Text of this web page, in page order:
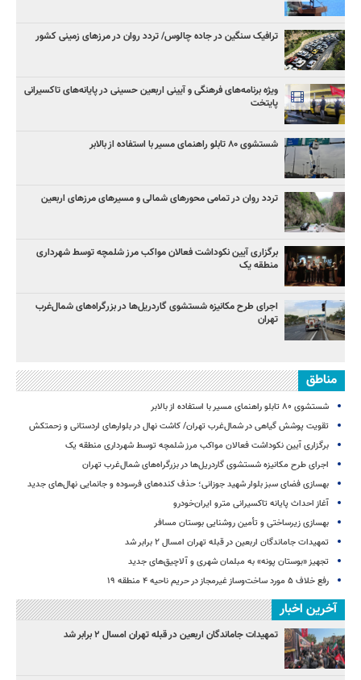
ترافیک سنگین در جاده چالوس/ تردد روان در مرزهای زمینی کشور
ویژه برنامه‌های فرهنگی و آیینی اربعین حسینی در پایانه‌های تاکسیرانی
پایتخت
شستشوی ۸۰ تابلو راهنمای مسیر با استفاده از بالابر
تردد روان در تمامی محورهای شمالی و مسیرهای مرزهای اربعین
برگزاری آیین نکوداشت فعالان مواکب مرز شلمچه توسط شهرداری
منطقه یک
اجرای طرح مکانیزه شستشوی گاردریل‌ها در بزرگراه‌های شمال‌غرب
تهران
مناطق
شستشوی ۸۰ تابلو راهنمای مسیر با استفاده از بالابر
تقویت پوشش گیاهی در شمال‌غرب تهران/ کاشت نهال در بلوارهای اردستانی و زحمتکش
برگزاری آیین نکوداشت فعالان مواکب مرز شلمچه توسط شهرداری منطقه یک
اجرای طرح مکانیزه شستشوی گاردریل‌ها در بزرگراه‌های شمال‌غرب تهران
بهسازی فضای سبز بلوار شهید جوزانی؛ حذف کنده‌های فرسوده و جانمایی نهال‌های جدید
آغاز احداث پایانه تاکسیرانی مترو ایران‌خودرو
بهسازی زیرساختی و تأمین روشنایی بوستان مسافر
تمهیدات جاماندگان اربعین در قبله تهران امسال ۲ برابر شد
تجهیز «بوستان پونه» به مبلمان شهری و آلاچیق‌های جدید
رفع خلاف ۵ مورد ساخت‌وساز غیرمجاز در حریم ناحیه ۴ منطقه ۱۹
آخرین اخبار
تمهیدات جاماندگان اربعین در قبله تهران امسال ۲ برابر شد